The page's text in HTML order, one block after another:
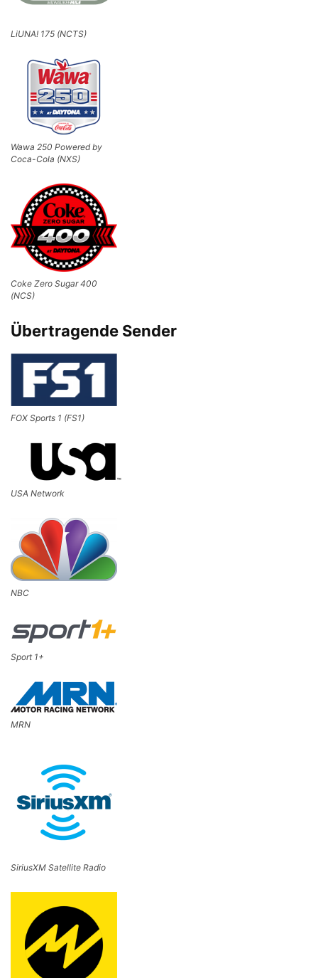
LiUNA! 175 (NCTS)
Wawa 250 Powered by
Coca-Cola (NXS)
Coke Zero Sugar 400
(NCS)
Übertragende Sender
FOX Sports 1 (FS1)
USA Network
NBC
Sport 1+
MRN
SiriusXM Satellite Radio